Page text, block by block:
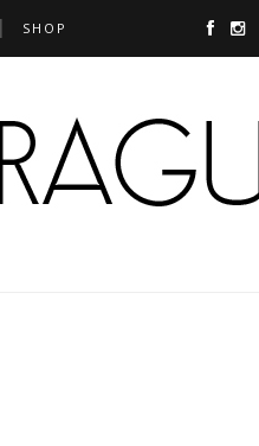
SHOP